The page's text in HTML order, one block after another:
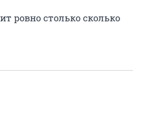
ровно столько сколько